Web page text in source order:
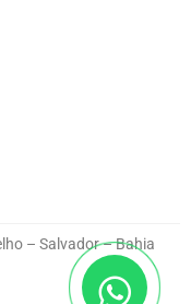
– Salvador – Bahia